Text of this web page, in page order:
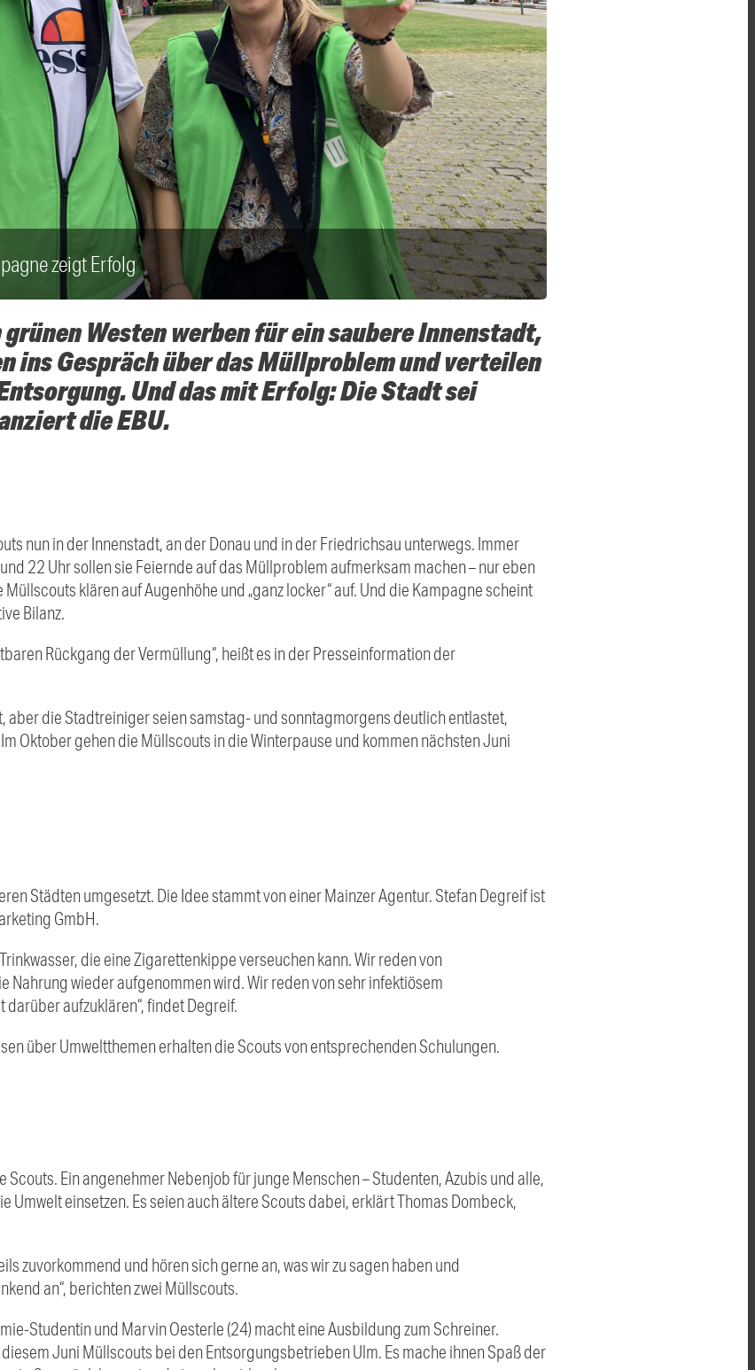
zeigt Erfolg
Westen werben für ein saubere Innenstadt,
ins Gespräch über das Müllproblem und verteilen
Und das mit Erfolg: Die Stadt sei
die EBU.
nun in der Innenstadt, an der Donau und in der Friedrichsau unterwegs. Immer
22 Uhr sollen sie Feiernde auf das Müllproblem aufmerksam machen – nur eben
klären auf Augenhöhe und „ganz locker“ auf. Und die Kampagne scheint
Bilanz.
Rückgang der Vermüllung“, heißt es in der Presseinformation der
aber die Stadtreiniger seien samstag- und sonntagmorgens deutlich entlastet,
Oktober gehen die Müllscouts in die Winterpause und kommen nächsten Juni
Städten umgesetzt. Die Idee stammt von einer Mainzer Agentur. Stefan Degreif ist
GmbH.
die eine Zigarettenkippe verseuchen kann. Wir reden von
Nahrung wieder aufgenommen wird. Wir reden von sehr infektiösem
darüber aufzuklären“, findet Degreif.
über Umweltthemen erhalten die Scouts von entsprechenden Schulungen.
Scouts. Ein angenehmer Nebenjob für junge Menschen – Studenten, Azubis und alle,
Umwelt einsetzen. Es seien auch ältere Scouts dabei, erklärt Thomas Dombeck,
zuvorkommend und hören sich gerne an, was wir zu sagen haben und
an“, berichten zwei Müllscouts.
Studentin und Marvin Oesterle (24) macht eine Ausbildung zum Schreiner.
Juni Müllscouts bei den Entsorgungsbetrieben Ulm. Es mache ihnen Spaß der